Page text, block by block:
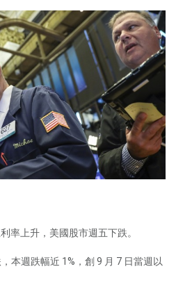
率上升，美國股市週五下跌。
本週跌幅近 1%，創 9 月 7 日當週以